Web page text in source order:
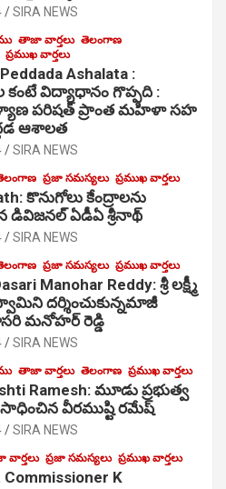
SIRA NEWS
తాజా వార్తలు తెలంగాణ
ప్రముఖ వార్తలు
Ashalata :
విద్యాధానం గొప్పది :
పరిషత్ ప్రాంత మహిళా సహ
ఆశాలత
SIRA NEWS
ప్రజా సమస్యలు ప్రముఖ వార్తలు
కొనుగోలు కేంద్రాల‌ను
డివిజనల్ ఏడీఏ శ్రీనాథ్
SIRA NEWS
ప్రజా సమస్యలు ప్రముఖ వార్తలు
Manohar Reddy: శ్రీ లక్ష్మీ
దర్శించుకున్నమాజీ
మనోహర్ రెడ్డి
SIRA NEWS
తాజా వార్తలు తెలంగాణ ప్రముఖ వార్తలు
Ramesh: మూడు ప్రభుత్వ
వీరముష్టి రమేష్
SIRA NEWS
ప్రజా సమస్యలు ప్రముఖ వార్తలు
K